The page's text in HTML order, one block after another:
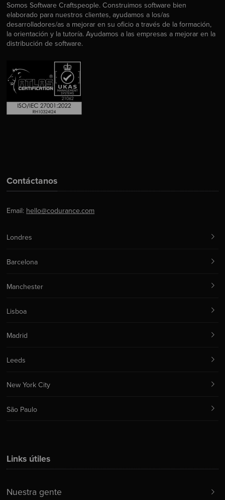
Somos Software Craftspeople. Construimos software bien
elaborado para nuestros clientes, ayudamos a los/as
desarrolladores/as a mejorar en su oficio a través de la formación,
la orientación y la tutoría. Ayudamos a las empresas a mejorar en la
distribución de software.
Links útiles
Nuestra gente
Contáctanos
Email: hello@codurance.com
Londres
Barcelona
Manchester
Lisboa
Madrid
Leeds
New York City
São Paulo